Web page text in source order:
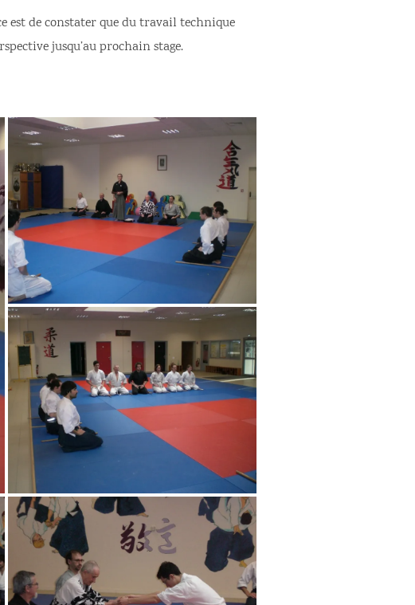
est de constater que du travail technique
jusqu’au prochain stage.